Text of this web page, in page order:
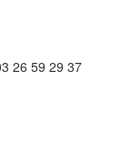
26 59 29 37